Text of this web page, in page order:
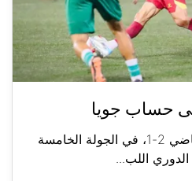
حساب جويا
فوز الأنصار على جويا الرياضي 2-1، في الجولة الخامسة
اللب...